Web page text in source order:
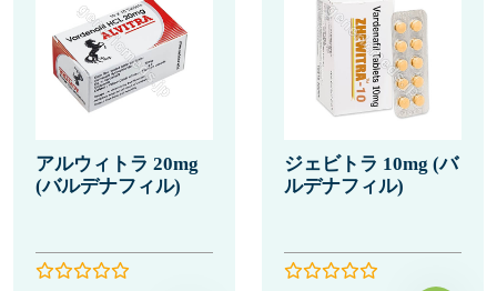
アルウィトラ 20mg
(バルデナフィル)
ジェビトラ 10mg (バ
ルデナフィル)